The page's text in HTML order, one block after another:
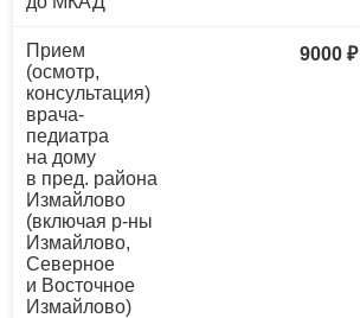
Прием
(осмотр,
консультация)
врача-
педиатра
на дому
в пред. района
Измайлово
(включая р-ны
Измайлово,
Северное
и Восточное
Измайлово)
9000 ₽